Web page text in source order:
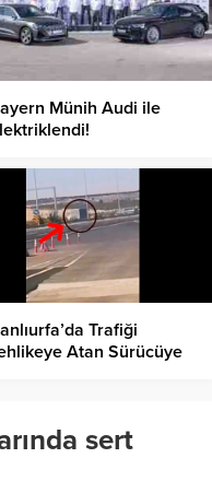
Münih Audi ile
Trafiği
Atan Sürücüye
sert